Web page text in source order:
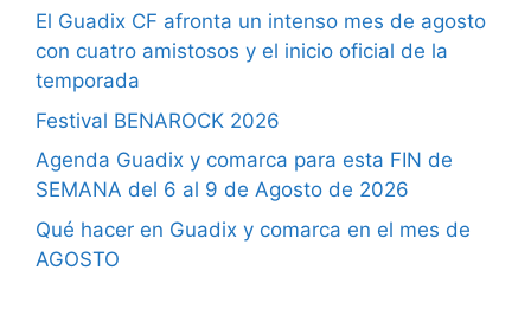
El Guadix CF afronta un intenso mes de agosto
con cuatro amistosos y el inicio oficial de la
temporada
Festival BENAROCK 2026
Agenda Guadix y comarca para esta FIN de
SEMANA del 6 al 9 de Agosto de 2026
Qué hacer en Guadix y comarca en el mes de
AGOSTO